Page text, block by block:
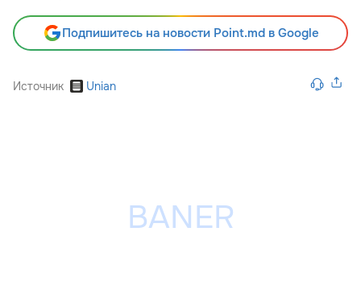
Подпишитесь на новости Point.md в Google
Источник Unian